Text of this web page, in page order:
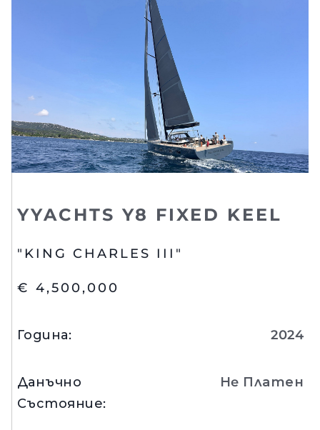
YYACHTS Y8 FIXED KEEL
"KING CHARLES III"
€ 4,500,000
Година: 2024
Данъчно
Състояние:
Нe Платен